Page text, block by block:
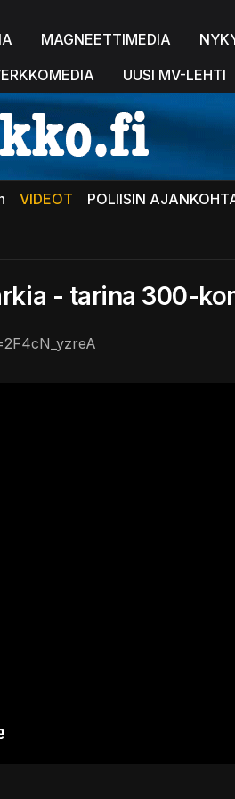
MAGNEETTIMEDIA
UUSI MV-LEHTI
VIDEOT POLIISIN
- tarina 300-